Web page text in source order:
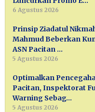
6 Agustus 2026
Prinsip Ziadatul
Mahmud Beberkan
ASN Pacitan …
5 Agustus 2026
Optimalkan
Pacitan, Inspektorat
Warning Sebag…
5 Agustus 2026